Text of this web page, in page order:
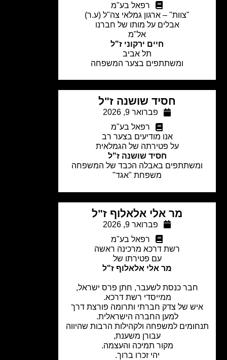
רפאל בע"מ
"צוות" – ארגון גמלאי צה"ל (ע.ר)
אבלים על מותו של חברנו
חיים ירקוני ז"ל
תל אביב
ומשתתפים בצער המשפחה
חסיד שושנה ז"ל
פברואר 9, 2026
רפאל בע"מ
אנו מודיעים בצער רב
על פטירתה של הגמלאית
חסיד שושנה ז"ל
באבלה הכבד של המשפחה
משפחת "אגד"
מר אלי אלאלוף ז"ל
פברואר 9, 2026
רפאל בע"מ
רשת דרכא מרכינה ראשה
עם פטירתו של
מר אלי אלאלוף ז"ל
חבר כנסת לשעבר, חתן פרס ישראל,
ממייסדי רשת דרכא.
של צדק חברתי ותרומה פורצת דרך
למען החברה הישראלית.
למשפחה ולקהילות הרבות שהיווה
עבורן משענת,
מקור תמיכה והעצמה.
יהי זכרו ברוך.